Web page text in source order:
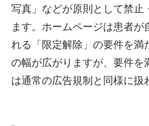
写真」などが原則として禁止
ます。ホームページは患者が
れる「限定解除」の要件を満
の幅が広がりますが、要件を
は通常の広告規制と同様に扱